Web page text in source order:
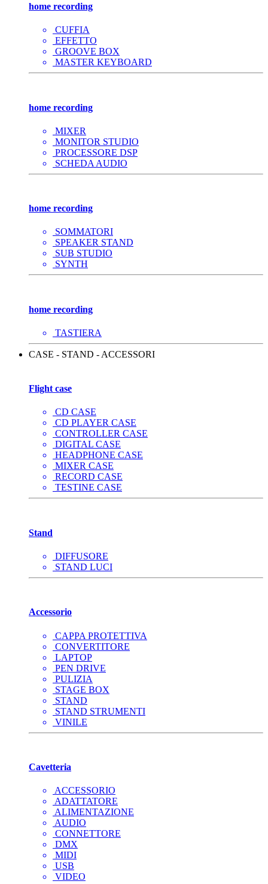
home recording
CUFFIA
EFFETTO
GROOVE BOX
MASTER KEYBOARD
home recording
MIXER
MONITOR STUDIO
PROCESSORE DSP
SCHEDA AUDIO
home recording
SOMMATORI
SPEAKER STAND
SUB STUDIO
SYNTH
home recording
TASTIERA
CASE - STAND - ACCESSORI
Flight case
CD CASE
CD PLAYER CASE
CONTROLLER CASE
DIGITAL CASE
HEADPHONE CASE
MIXER CASE
RECORD CASE
TESTINE CASE
Stand
DIFFUSORE
STAND LUCI
Accessorio
CAPPA PROTETTIVA
CONVERTITORE
LAPTOP
PEN DRIVE
PULIZIA
STAGE BOX
STAND
STAND STRUMENTI
VINILE
Cavetteria
ACCESSORIO
ADATTATORE
ALIMENTAZIONE
AUDIO
CONNETTORE
DMX
MIDI
USB
VIDEO